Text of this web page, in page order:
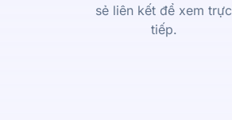
sẻ liên kết để xem trực
tiếp.